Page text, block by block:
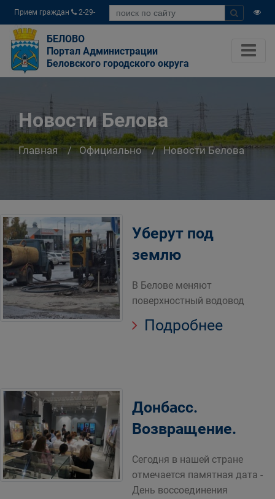
Прием граждан
2-29-
04
БЕЛОВО
Портал Администрации
Беловского городского округа
Новости Белова
Главная Официально Новости Белова
Уберут под
землю
В Белове меняют
поверхностный водовод
Подробнее
Донбасс.
Возвращение.
Сегодня в нашей стране
отмечается памятная дата -
День воссоединения